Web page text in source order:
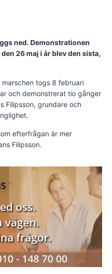
ned. Demonstrationen
26 maj i år blev den sista,
togs 8 februari
och demonstrerat tio gånger
Filipsson, grundare och
efterfrågan är mer
Filipsson.